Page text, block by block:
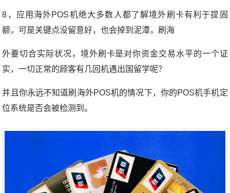
8，应用海外POS机绝大多数人都了解境外刷卡有利于提固
额，可是关键点没留意好，也会掉到泥潭，刷海
外要切合实际状况，境外刷卡是对你资金交易水平的一个证
实，一切正常的顾客有几回机遇出国留学呢？
并且你永远不知道刷海外POS机的情况下，你的POS机手机定
位系统是否会被检测到。